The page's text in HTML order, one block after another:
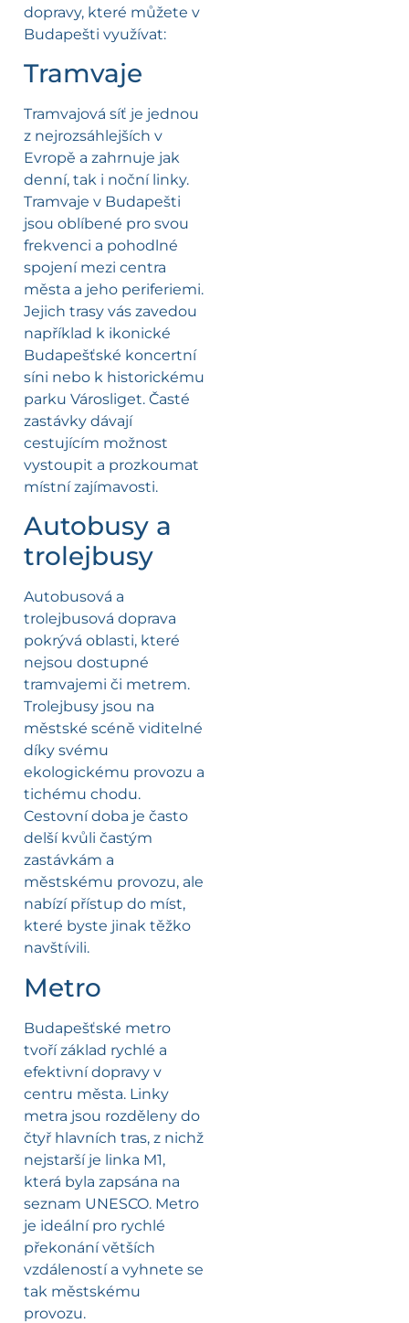
dopravy, které můžete v
Budapešti využívat:
Tramvaje
Tramvajová síť je jednou
z nejrozsáhlejších v
Evropě a zahrnuje jak
denní, tak i noční linky.
Tramvaje v Budapešti
jsou oblíbené pro svou
frekvenci a pohodlné
spojení mezi centra
města a jeho periferiemi.
Jejich trasy vás zavedou
například k ikonické
Budapešťské koncertní
síni nebo k historickému
parku Városliget. Časté
zastávky dávají
cestujícím možnost
vystoupit a prozkoumat
místní zajímavosti.
Autobusy a
trolejbusy
Autobusová a
trolejbusová doprava
pokrývá oblasti, které
nejsou dostupné
tramvajemi či metrem.
Trolejbusy jsou na
městské scéně viditelné
díky svému
ekologickému provozu a
tichému chodu.
Cestovní doba je často
delší kvůli častým
zastávkám a
městskému provozu, ale
nabízí přístup do míst,
které byste jinak těžko
navštívili.
Metro
Budapešťské metro
tvoří základ rychlé a
efektivní dopravy v
centru města. Linky
metra jsou rozděleny do
čtyř hlavních tras, z nichž
nejstarší je linka M1,
která byla zapsána na
seznam UNESCO. Metro
je ideální pro rychlé
překonání větších
vzdáleností a vyhnete se
tak městskému
provozu.